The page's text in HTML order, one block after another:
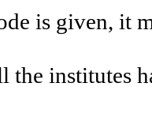
is given, it
the institutes